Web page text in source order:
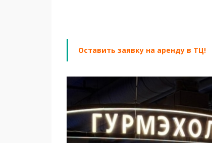
Оставить заявку на аренду в ТЦ!